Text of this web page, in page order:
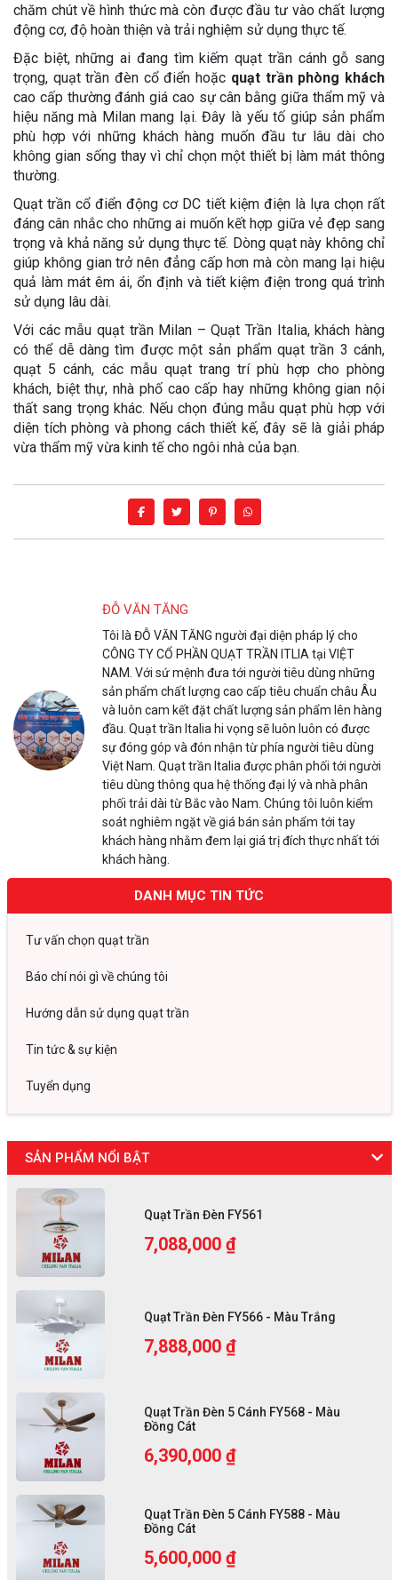
chăm chút về hình thức mà còn được đầu tư vào chất lượng
động cơ, độ hoàn thiện và trải nghiệm sử dụng thực tế.
Đặc biệt, những ai đang tìm kiếm quạt trần cánh gỗ sang
trọng, quạt trần đèn cổ điển hoặc quạt trần phòng khách
cao cấp thường đánh giá cao sự cân bằng giữa thẩm mỹ và
hiệu năng mà Milan mang lại. Đây là yếu tố giúp sản phẩm
phù hợp với những khách hàng muốn đầu tư lâu dài cho
không gian sống thay vì chỉ chọn một thiết bị làm mát thông
thường.
Quạt trần cổ điển động cơ DC tiết kiệm điện là lựa chọn rất
đáng cân nhắc cho những ai muốn kết hợp giữa vẻ đẹp sang
trọng và khả năng sử dụng thực tế. Dòng quạt này không chỉ
giúp không gian trở nên đẳng cấp hơn mà còn mang lại hiệu
quả làm mát êm ái, ổn định và tiết kiệm điện trong quá trình
sử dụng lâu dài.
Với các mẫu quạt trần Milan – Quạt Trần Italia, khách hàng
có thể dễ dàng tìm được một sản phẩm quạt trần 3 cánh,
quạt 5 cánh, các mẫu quạt trang trí phù hợp cho phòng
khách, biệt thự, nhà phố cao cấp hay những không gian nội
thất sang trọng khác. Nếu chọn đúng mẫu quạt phù hợp với
diện tích phòng và phong cách thiết kế, đây sẽ là giải pháp
vừa thẩm mỹ vừa kinh tế cho ngôi nhà của bạn.
ĐỖ VĂN TĂNG
Tôi là ĐỖ VĂN TĂNG người đại diện pháp lý cho
CÔNG TY CỔ PHẦN QUẠT TRẦN ITLIA tại VIỆT
NAM. Với sứ mệnh đưa tới người tiêu dùng những
sản phẩm chất lượng cao cấp tiêu chuẩn châu Âu
và luôn cam kết đặt chất lượng sản phẩm lên hàng
đầu. Quạt trần Italia hi vọng sẽ luôn luôn có được
sự đóng góp và đón nhận từ phía người tiêu dùng
Việt Nam. Quạt trần Italia được phân phối tới người
tiêu dùng thông qua hệ thống đại lý và nhà phân
phối trải dài từ Bắc vào Nam. Chúng tôi luôn kiểm
soát nghiêm ngặt về giá bán sản phẩm tới tay
khách hàng nhằm đem lại giá trị đích thực nhất tới
khách hàng.
DANH MỤC TIN TỨC
Tư vấn chọn quạt trần
Báo chí nói gì về chúng tôi
Hướng dẫn sử dụng quạt trần
Tin tức & sự kiện
Tuyển dụng
SẢN PHẨM NỔI BẬT
Quạt Trần Đèn FY561
7,088,000 ₫
Quạt Trần Đèn FY566 - Màu Trắng
7,888,000 ₫
Quạt Trần Đèn 5 Cánh FY568 - Màu
Đồng Cát
6,390,000 ₫
Quạt Trần Đèn 5 Cánh FY588 - Màu
Đồng Cát
5,600,000 ₫